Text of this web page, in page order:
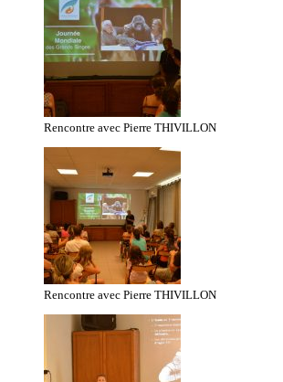
Rencontre avec Pierre THIVILLON
Rencontre avec Pierre THIVILLON